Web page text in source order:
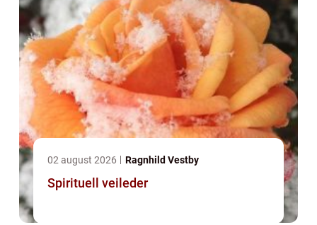
02 august 2026 Ragnhild Vestby
Spirituell veileder